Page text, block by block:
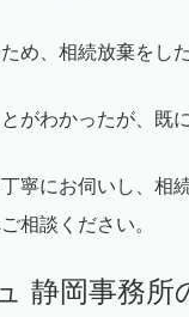
め、相続放棄をし
がわかったが、既
寧にお伺いし、相
相談ください。
静岡事務所